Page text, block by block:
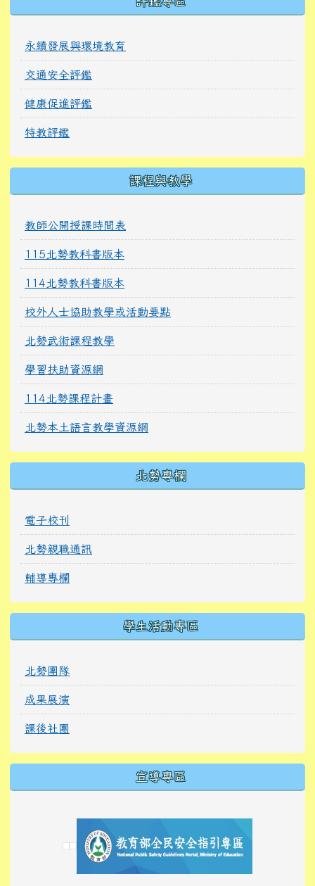
永續發展與環境教育
交通安全評鑑
健康促進評鑑
特教評鑑
課程與教學
教師公開授課時間表
115北勢教科書版本
114北勢教科書版本
校外人士協助教學或活動要點
北勢武術課程教學
學習扶助資源網
114北勢課程計畫
北勢本土語言教學資源網
北勢專欄
電子校刊
北勢親職通訊
輔導專欄
學生活動專區
北勢團隊
成果展演
課後社團
宣導專區